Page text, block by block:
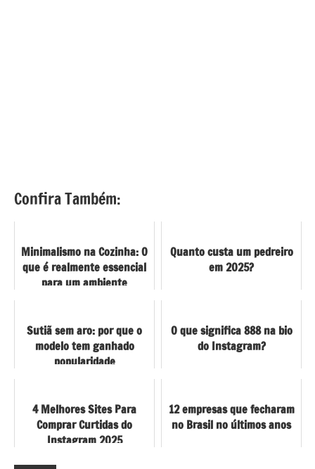
Confira Também:
Minimalismo na Cozinha: O
que é realmente essencial
para um ambiente
Quanto custa um pedreiro
em 2025?
Sutiã sem aro: por que o
modelo tem ganhado
popularidade
O que significa 888 na bio
do Instagram?
4 Melhores Sites Para
Comprar Curtidas do
Instagram 2025
12 empresas que fecharam
no Brasil no últimos anos